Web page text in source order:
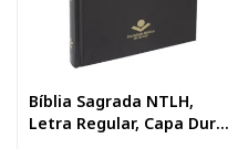
Bíblia Sagrada NTLH,
Letra Regular, Capa Dura